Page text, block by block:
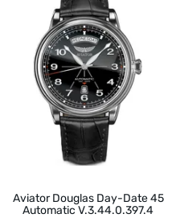
Aviator Douglas Day-Date 45
Automatic V.3.44.0.397.4